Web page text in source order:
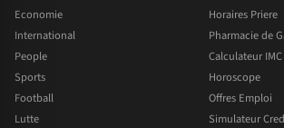
Economie
International
People
Sports
Football
Lutte
Horaires Priere
Pharmacie de
Calculateur IMC
Horoscope
Offres Emploi
Simulateur